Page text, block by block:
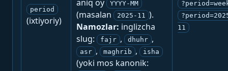
period
(ixtiyoriy)
aniq oy
YYYY-MM
(masalan 2025-11 ).
Namozlar: inglizcha
slug:
fajr , dhuhr ,
asr , maghrib , isha
(yoki mos kanonik:
11